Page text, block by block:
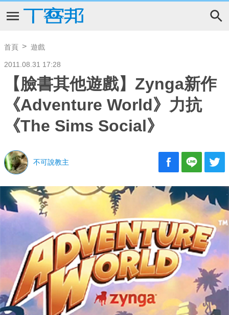
首頁 遊戲
2011.08.31 17:28
【臉書其他遊戲】Zynga新作
《Adventure World》力抗
《The Sims Social》
不可說教主